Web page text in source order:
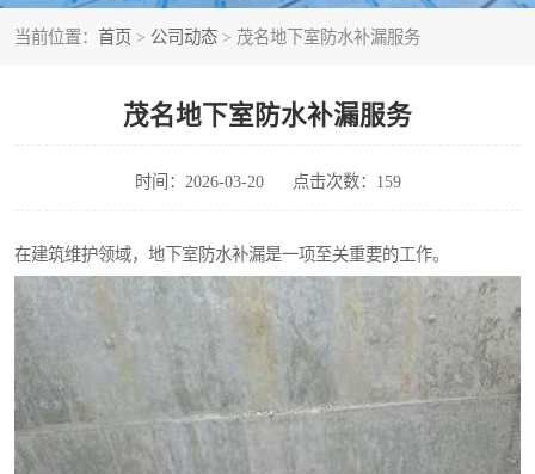
当前位置： 首页 > 公司动态 > 茂名地下室防水补漏服务
茂名地下室防水补漏服务
时间：2026-03-20 点击次数：159
在建筑维护领域，地下室防水补漏是一项至关重要的工作。